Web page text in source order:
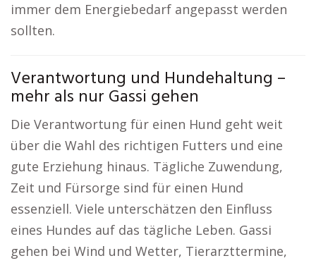
immer dem Energiebedarf angepasst werden
sollten.
Verantwortung und Hundehaltung –
mehr als nur Gassi gehen
Die Verantwortung für einen Hund geht weit
über die Wahl des richtigen Futters und eine
gute Erziehung hinaus. Tägliche Zuwendung,
Zeit und Fürsorge sind für einen Hund
essenziell. Viele unterschätzen den Einfluss
eines Hundes auf das tägliche Leben. Gassi
gehen bei Wind und Wetter, Tierarzttermine,